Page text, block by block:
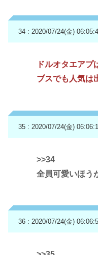
34 : 2020/07/24(金)
ドルオタエアプ
ブスでも人気は
35 : 2020/07/24(金)
>>34
全員可愛いほう
36 : 2020/07/24(金)